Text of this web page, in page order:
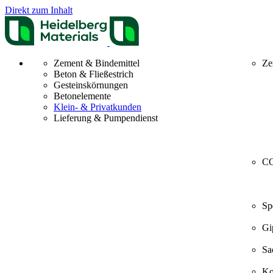
Direkt zum Inhalt
Zement & Bindemittel
Beton & Fließestrich
Gesteinskörnungen
Betonelemente
Klein- & Privatkunden
Lieferung & Pumpendienst